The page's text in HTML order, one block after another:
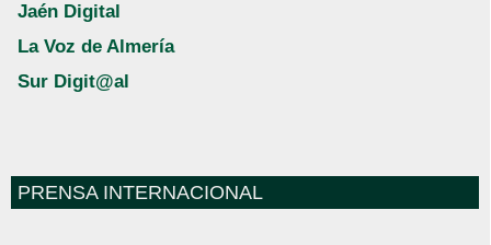
Jaén Digital
La Voz de Almería
Sur Digit@al
PRENSA INTERNACIONAL